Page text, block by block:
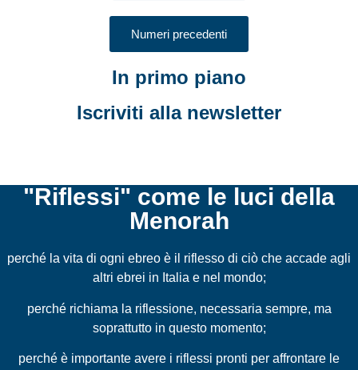
Numeri precedenti
In primo piano
Iscriviti alla newsletter
"Riflessi" come le luci della
Menorah
perché la vita di ogni ebreo è il riflesso di ciò che accade agli
altri ebrei in Italia e nel mondo;
perché richiama la riflessione, necessaria sempre, ma
soprattutto in questo momento;
perché è importante avere i riflessi pronti per affrontare le